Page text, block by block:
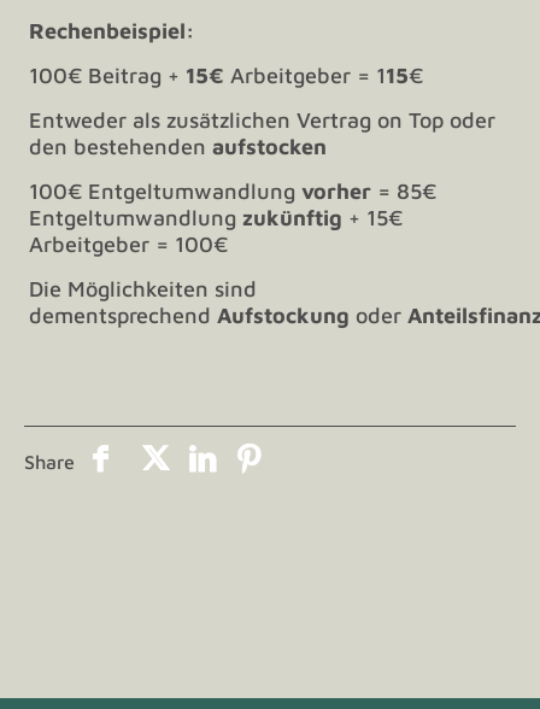
Rechenbeispiel:
100€ Beitrag + 15€ Arbeitgeber = 115€
Entweder als zusätzlichen Vertrag on Top oder
den bestehendenaufstocken
100€ Entgeltumwandlungvorher = 85€
Entgeltumwandlungzukünftig + 15€
Arbeitgeber = 100€
Die Möglichkeiten sind
dementsprechendAufstockung oder
Share